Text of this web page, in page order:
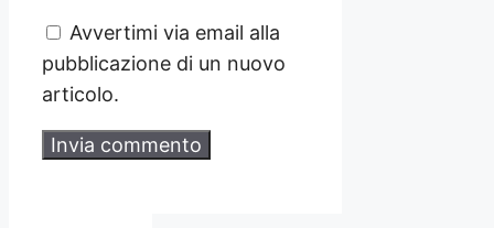
Avvertimi via email alla
pubblicazione di un nuovo
articolo.